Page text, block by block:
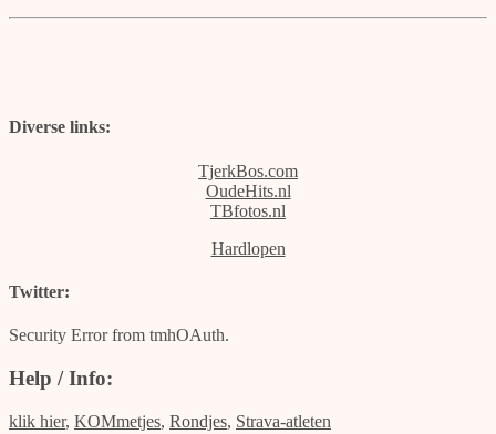
Diverse links:
TjerkBos.com
OudeHits.nl
TBfotos.nl
Hardlopen
Twitter:
Security Error from tmhOAuth.
Help / Info:
klik hier, KOMmetjes, Rondjes, Strava-atleten